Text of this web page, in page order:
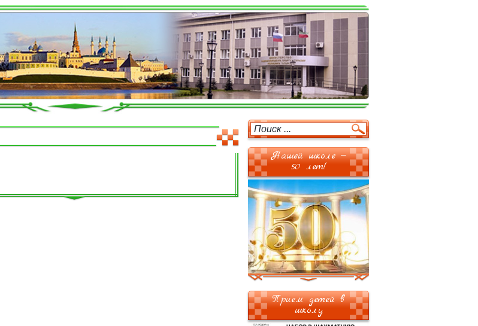
Нашей школе —
50 лет!
Прием детей в
школу